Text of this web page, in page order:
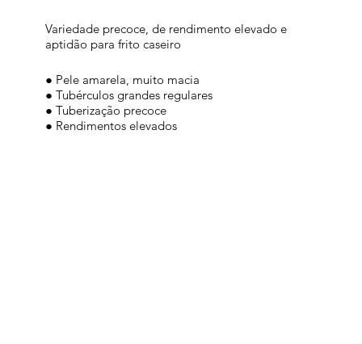
Variedade precoce, de rendimento elevado e
aptidão para frito caseiro
● Pele amarela, muito macia
● Tubérculos grandes regulares
● Tuberização precoce
● Rendimentos elevados